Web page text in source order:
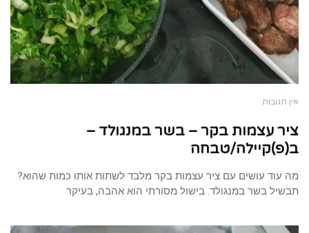
אין תגובות
ציר עצמות בקר – בשר במנגולד –
ב(פ)קיילה/טבחה
מה עוד עושים עם ציר עצמות בקר מלבד לשתות אותו כמות שהוא?
תבשיל בשר במנגולד. בישול מסורתי הוא אהבה, בעיקר